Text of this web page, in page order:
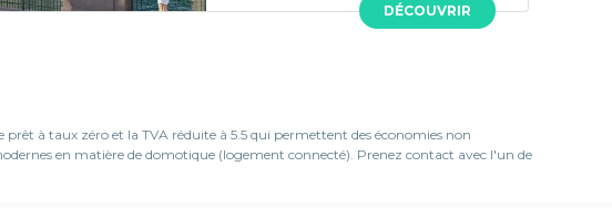
DÉCOUVRIR
à taux zéro et la TVA réduite à 5.5 qui permettent des économies non
en matière de domotique (logement connecté). Prenez contact avec l'un de